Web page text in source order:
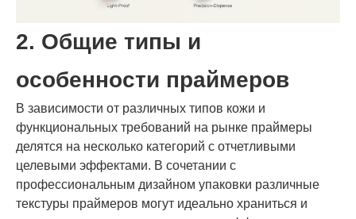
2. Общие типы и
особенности праймеров
В зависимости от различных типов кожи и
функциональных требований на рынке праймеры
делятся на несколько категорий с отчетливыми
целевыми эффектами. В сочетании с
профессиональным дизайном упаковки различные
текстуры праймеров могут идеально храниться и